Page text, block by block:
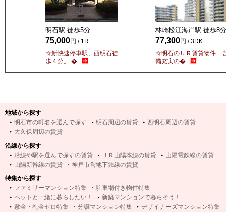
明石駅 徒歩5分
75,000円 / 1R
☆新快速停車駅、西明石徒
歩４分。 �...
林崎松江海岸駅 徒歩8分
77,300円 / 3DK
☆明石のＵＲ賃貸物件
備充実の�...
地域から探す
明石市の町名を選んで探す
明石周辺の賃貸
西明石周辺の賃貸
大久保周辺の賃貸
沿線から探す
沿線や駅を選んで探すの賃貸
ＪＲ山陽本線の賃貸
山陽電鉄線の賃貸
山陽新幹線の賃貸
神戸市営地下鉄線の賃貸
特集から探す
ファミリーマンション特集
駐車場付き物件特集
ペットと一緒に暮らしたい！
新築マンションで暮らそう！
敷金・礼金ゼロ特集
分譲マンション特集 デザイナーズマンション特集